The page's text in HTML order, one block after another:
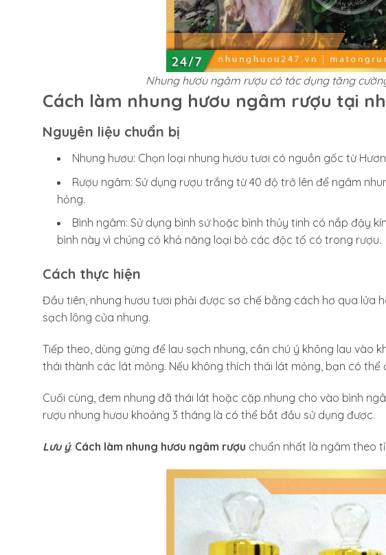
Nhung hươu ngâm rượu có tác dụng tăng
Cách làm nhung hươu ngâm rượu tại
Nguyên liệu chuẩn bị
Nhung hươu: Chọn loại nhung hươu tươi có nguồn gốc từ
Rượu ngâm: Sử dụng rượu trắng từ 40 độ trở lên để ngâm
hỏng.
Bình ngâm: Sử dụng bình sứ hoặc bình thủy tinh có nắp đậy
bình này vì chúng có khả năng loại bỏ các độc tố có trong rượu.
Cách thực hiện
Đầu tiên, nhung hươu tươi phải được sơ chế bằng cách hơ qua lửa
sạch lông của nhung.
Tiếp theo, dùng gừng để lau sạch nhung, cần chú ý không lau vào
thái thành các lát mỏng. Nếu không thích thái lát mỏng, bạn có thể
Cuối cùng, đem nhung đã thái lát hoặc cặp nhung cho vào bình
rượu nhung hươu khoảng 3 tháng là có thể bắt đầu sử dụng được.
Lưu ý: Cách làm nhung hươu ngâm rượu chuẩn nhất là ngâm theo